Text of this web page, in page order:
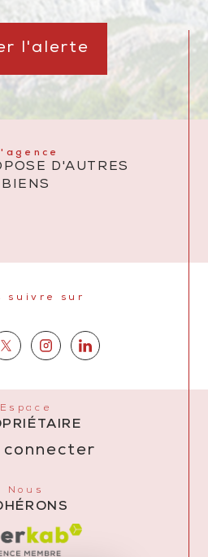
l'alerte
L'agence
D'AUTRES
BIENS
suivre sur
Espace
connecter
Nous